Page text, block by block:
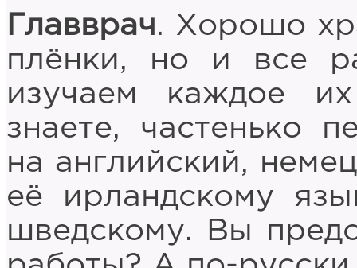
Главврач. Хорошо
плёнки, но и все
изучаем каждое
знаете, частенько
на английский,
её ирландскому
шведскому. Вы